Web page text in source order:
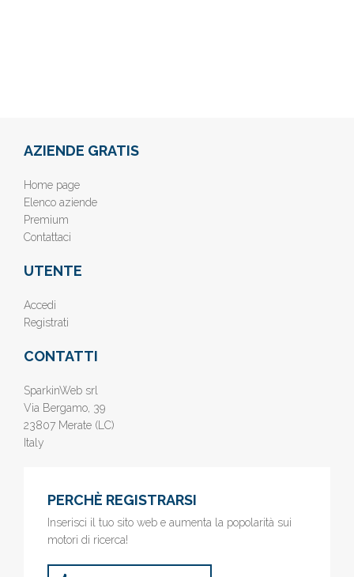
AZIENDE GRATIS
Home page
Elenco aziende
Premium
Contattaci
UTENTE
Accedi
Registrati
CONTATTI
SparkinWeb srl
Via Bergamo, 39
23807 Merate (LC)
Italy
PERCHÈ REGISTRARSI
Inserisci il tuo sito web e aumenta la popolarità sui
motori di ricerca!